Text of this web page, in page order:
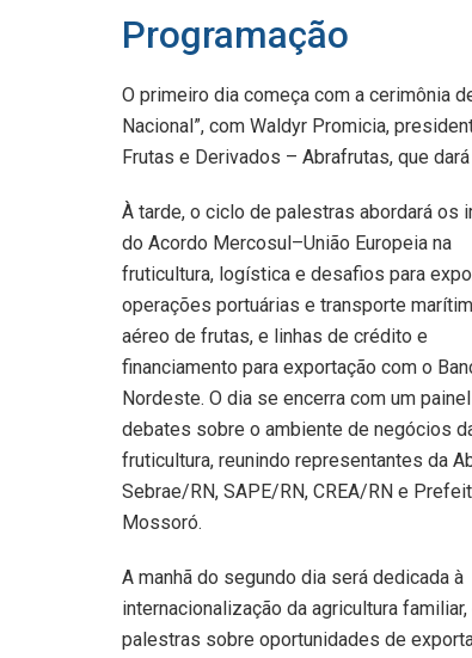
Programação
O primeiro dia começa com a cerimônia
Nacional”, com Waldyr Promicia,
Frutas e Derivados – Abrafrutas, que
À tarde, o ciclo de palestras abordará os
do Acordo Mercosul–União Europeia na
fruticultura, logística e desafios para
operações portuárias e transporte
aéreo de frutas, e linhas de crédito e
financiamento para exportação com o
Nordeste. O dia se encerra com um
debates sobre o ambiente de negócios
fruticultura, reunindo representantes da
Sebrae/RN, SAPE/RN, CREA/RN e
Mossoró.
A manhã do segundo dia será dedicada à
internacionalização da agricultura
palestras sobre oportunidades de